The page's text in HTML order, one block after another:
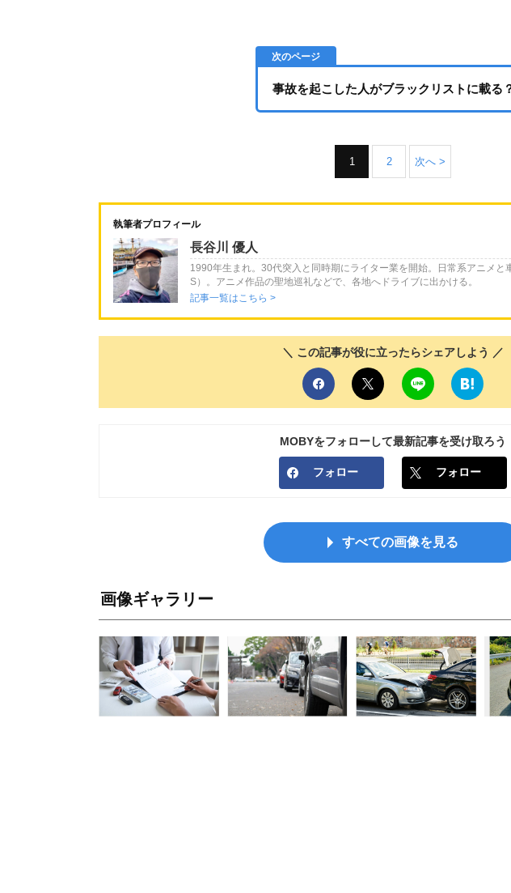
事故を起こした人がブラックリストに載る
1 2 次へ >
執筆者プロフィール
長谷川 優人
1990年生まれ。30代突入と同時期にライター業を開始。日常系アニメと
S）。アニメ作品の聖地巡礼などで、各地へドライブに出かける。
記事一覧はこちら >
＼ この記事が役に立ったらシェアしよう ／
MOBYをフォローして最新記事を受け取ろう
フォロー フォロー
すべての画像を見る
画像ギャラリー